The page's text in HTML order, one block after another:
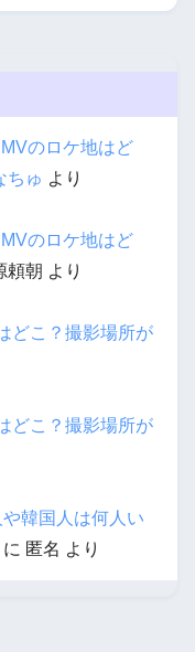
のロケ地はど
ちゅ より
のロケ地はど
頼朝 より
どこ？撮影場所が
どこ？撮影場所が
韓国人は何人い
に 匿名 より